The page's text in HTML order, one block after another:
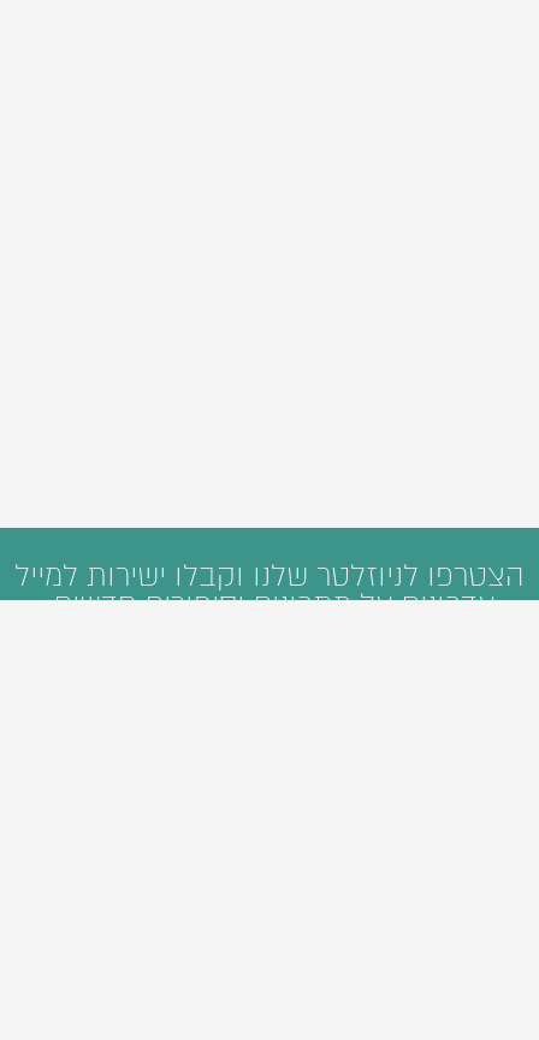
הצטרפו לניוזלטר שלנו וקבלו ישירות למייל
עדכונים על מתכונים וסיפורים חדשים: